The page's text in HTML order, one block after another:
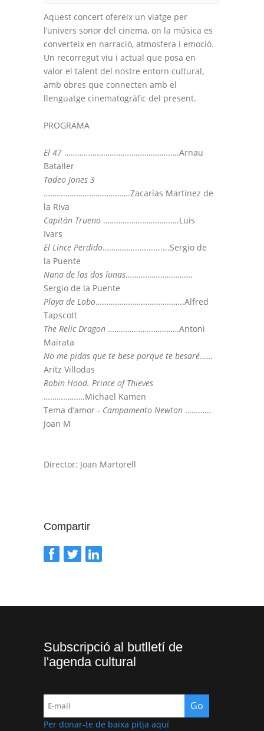
Aquest concert ofereix un viatge per
l’univers sonor del cinema, on la música es
converteix en narració, atmosfera i emoció.
Un recorregut viu i actual que posa en
valor el talent del nostre entorn cultural,
amb obres que connecten amb el
llenguatge cinematogràfic del present.
PROGRAMA
El 47 ……………………………………………..Arnau
Bataller
Tadeo Jones 3
………………………………….Zacarías Martínez de
la Riva
Capitán Trueno ……………………………..Luis
Ivars
El Lince Perdido………………............Sergio de
la Puente
Nana de las dos lunas………………………….
Sergio de la Puente
Playa de Lobo…………………………………..Alfred
Tapscott
The Relic Dragon ……………………………Antoni
Mairata
No me pidas que te bese porque te besaré……
Aritz Villodas
Robin Hood. Prince of Thieves
……………….Michael Kamen
Tema d’amor - Campamento Newton …………
Joan M
Director: Joan Martorell
Compartir
Subscripció al butlletí de
l'agenda cultural
Per donar-te de baixa pitja aquí